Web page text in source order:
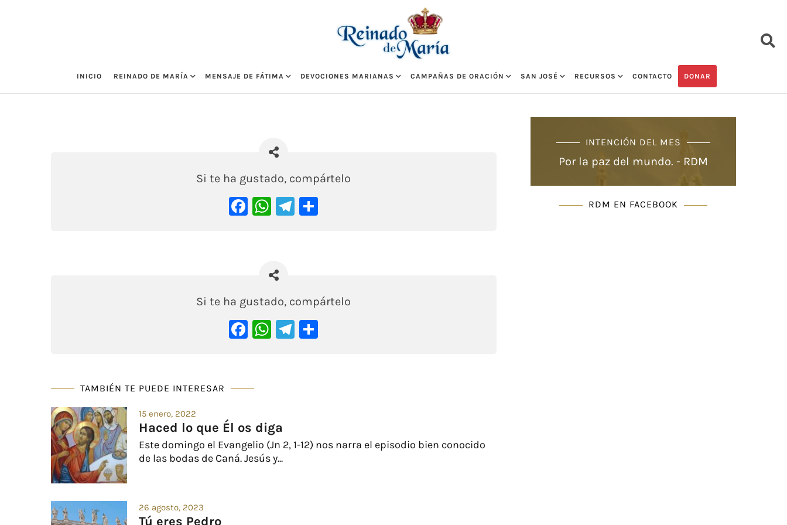
INICIO REINADO DE MARÍA MENSAJE DE FÁTIMA DEVOCIONES MARIANAS CAMPAÑAS DE ORACIÓN SAN JOSÉ RECURSOS CONTACTO DONAR
Si te ha gustado, compártelo
Facebook
WhatsApp
Telegram
Si te ha gustado, compártelo
Facebook
WhatsApp
Telegram
TAMBIÉN TE PUEDE INTERESAR
15 enero, 2022
Haced lo que Él os diga
Este domingo el Evangelio (Jn 2, 1-12) nos narra el episodio bien conocido
de las bodas de Caná. Jesús y...
26 agosto, 2023
Tú eres Pedro
INTENCIÓN DEL MES
Por la paz del mundo. - RDM
RDM EN FACEBOOK